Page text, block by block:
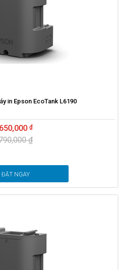
in Epson EcoTank L6190
650,000
₫
ĐẶT NGAY